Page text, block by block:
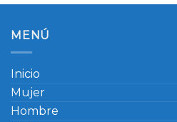
MENÚ
Inicio
Mujer
Hombre